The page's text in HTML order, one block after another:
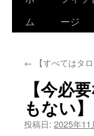
ム
ージ
← 【すべてはタ
【今必
もない】
投稿日: 2025年11